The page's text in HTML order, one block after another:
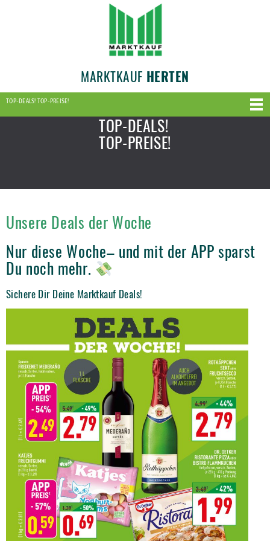
MARKTKAUF HERTEN
TOP-DEALS! TOP-PREISE!
TOP-DEALS!
TOP-PREISE!
Unsere Deals der Woche
Nur diese Woche– und mit der APP sparst
Du noch mehr.
Sichere Dir Deine Marktkauf Deals!